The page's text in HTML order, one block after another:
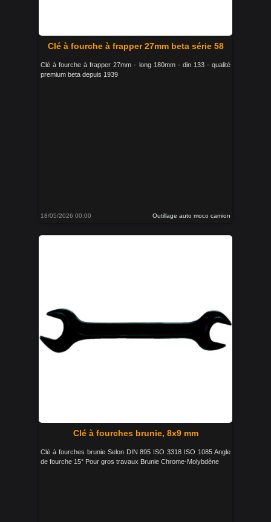
Clé à fourche à frapper 27mm beta série 58
Clé à fourche à frapper 27mm - long 180mm - din 133 - qualité
premium beta depuis 1939
18/05/2026 00:00 Outillage auto moco camion
Clé à fourches brunie, 8x9 mm
Clé à fourches brunie Selon DIN 895 ISO 3318 ISO 1085 Angle
de fourche 15° Pour gros travaux Brunie Chrome-Molybdène